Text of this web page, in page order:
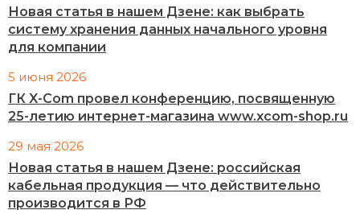
Новая статья в нашем Дзене: как выбрать
систему хранения данных начального уровня
для компании
5 июня 2026
ГК X-Com провел конференцию, посвященную
25-летию интернет-магазина www.xcom-shop.ru
29 мая 2026
Новая статья в нашем Дзене: российская
кабельная продукция — что действительно
производится в РФ